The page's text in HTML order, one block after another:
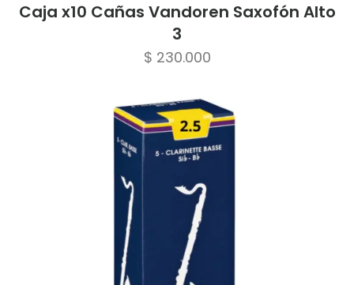
Caja x10 Cañas Vandoren Saxofón Alto
3
$ 230.000